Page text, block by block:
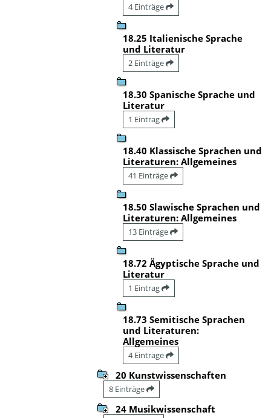
4 Einträge
18.25 Italienische Sprache
und Literatur
2 Einträge
18.30 Spanische Sprache und
Literatur
1 Eintrag
18.40 Klassische Sprachen und
Literaturen: Allgemeines
41 Einträge
18.50 Slawische Sprachen und
Literaturen: Allgemeines
13 Einträge
18.72 Ägyptische Sprache und
Literatur
1 Eintrag
18.73 Semitische Sprachen
und Literaturen:
Allgemeines
4 Einträge
20 Kunstwissenschaften
8 Einträge
24 Musikwissenschaft